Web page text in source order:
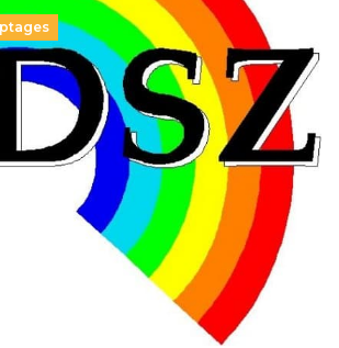
pour les politiques
!
Peter Magyar et son parti
liberté" ont remporté une large victoire,
sortant, Viktor Orban,…